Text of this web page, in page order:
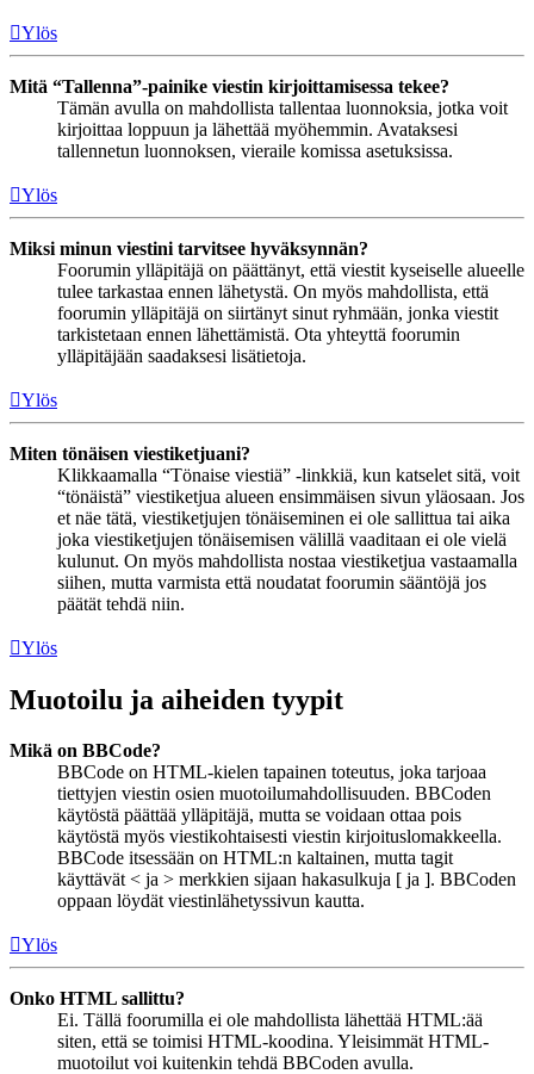
Ylös
Mitä “Tallenna”-painike viestin kirjoittamisessa tekee?
Tämän avulla on mahdollista tallentaa luonnoksia, jotka voit
kirjoittaa loppuun ja lähettää myöhemmin. Avataksesi
tallennetun luonnoksen, vieraile komissa asetuksissa.
Ylös
Miksi minun viestini tarvitsee hyväksynnän?
Foorumin ylläpitäjä on päättänyt, että viestit kyseiselle alueelle
tulee tarkastaa ennen lähetystä. On myös mahdollista, että
foorumin ylläpitäjä on siirtänyt sinut ryhmään, jonka viestit
tarkistetaan ennen lähettämistä. Ota yhteyttä foorumin
ylläpitäjään saadaksesi lisätietoja.
Ylös
Miten tönäisen viestiketjuani?
Klikkaamalla “Tönaise viestiä” -linkkiä, kun katselet sitä, voit
“tönäistä” viestiketjua alueen ensimmäisen sivun yläosaan. Jos
et näe tätä, viestiketjujen tönäiseminen ei ole sallittua tai aika
joka viestiketjujen tönäisemisen välillä vaaditaan ei ole vielä
kulunut. On myös mahdollista nostaa viestiketjua vastaamalla
siihen, mutta varmista että noudatat foorumin sääntöjä jos
päätät tehdä niin.
Ylös
Muotoilu ja aiheiden tyypit
Mikä on BBCode?
BBCode on HTML-kielen tapainen toteutus, joka tarjoaa
tiettyjen viestin osien muotoilumahdollisuuden. BBCoden
käytöstä päättää ylläpitäjä, mutta se voidaan ottaa pois
käytöstä myös viestikohtaisesti viestin kirjoituslomakkeella.
BBCode itsessään on HTML:n kaltainen, mutta tagit
käyttävät < ja > merkkien sijaan hakasulkuja [ ja ]. BBCoden
oppaan löydät viestinlähetyssivun kautta.
Ylös
Onko HTML sallittu?
Ei. Tällä foorumilla ei ole mahdollista lähettää HTML:ää
siten, että se toimisi HTML-koodina. Yleisimmät HTML-
muotoilut voi kuitenkin tehdä BBCoden avulla.